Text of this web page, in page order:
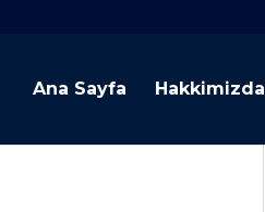
Ana Sayfa Hakkimizda